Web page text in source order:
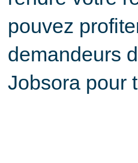
pouvez
demandeurs
Jobsora pour